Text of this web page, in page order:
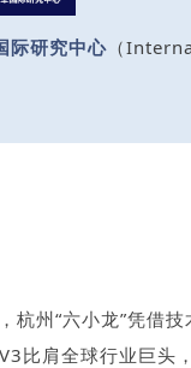
际研究中心 （
杭州“六小龙”凭借
比肩全球行业巨头